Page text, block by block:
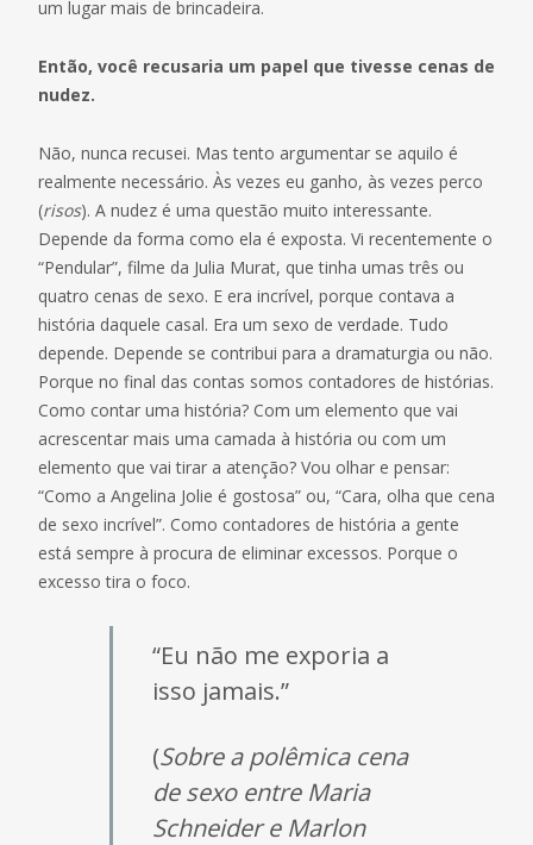
um lugar mais de brincadeira.
Então, você recusaria um papel que tivesse cenas de
nudez.
Não, nunca recusei. Mas tento argumentar se aquilo é
realmente necessário. Às vezes eu ganho, às vezes perco
(risos). A nudez é uma questão muito interessante.
Depende da forma como ela é exposta. Vi recentemente o
“Pendular”, filme da Julia Murat, que tinha umas três ou
quatro cenas de sexo. E era incrível, porque contava a
história daquele casal. Era um sexo de verdade. Tudo
depende. Depende se contribui para a dramaturgia ou não.
Porque no final das contas somos contadores de histórias.
Como contar uma história? Com um elemento que vai
acrescentar mais uma camada à história ou com um
elemento que vai tirar a atenção? Vou olhar e pensar:
“Como a Angelina Jolie é gostosa” ou, “Cara, olha que cena
de sexo incrível”. Como contadores de história a gente
está sempre à procura de eliminar excessos. Porque o
excesso tira o foco.
“Eu não me exporia a
isso jamais.”
(Sobre a polêmica cena
de sexo entre Maria
Schneider e Marlon